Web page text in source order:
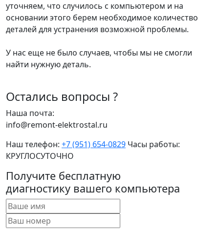
уточняем, что случилось с компьютером и на
основании этого берем необходимое количество
деталей для устранения возможной проблемы.
У нас еще не было случаев, чтобы мы не смогли
найти нужную деталь.
Остались вопросы ?
Наша почта:
info@remont-elektrostal.ru
Наш телефон: +7 (951) 654-0829 Часы работы:
КРУГЛОСУТОЧНО
Получите бесплатную
диагностику вашего компьютера